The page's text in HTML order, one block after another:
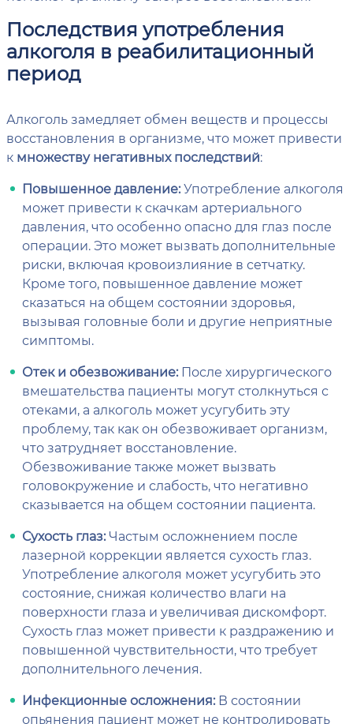
Последствия употребления
алкоголя в реабилитационный
период
Алкоголь замедляет обмен веществ и процессы
восстановления в организме, что может привести
к множеству негативных последствий:
Повышенное давление:Употребление алкоголя
может привести к скачкам артериального
давления, что особенно опасно для глаз после
операции. Это может вызвать дополнительные
риски, включая кровоизлияние в сетчатку.
Кроме того, повышенное давление может
сказаться на общем состоянии здоровья,
вызывая головные боли и другие неприятные
симптомы.
Отек и обезвоживание:После хирургического
вмешательства пациенты могут столкнуться с
отеками, а алкоголь может усугубить эту
проблему, так как он обезвоживает организм,
что затрудняет восстановление.
Обезвоживание также может вызвать
головокружение и слабость, что негативно
сказывается на общем состоянии пациента.
Сухость глаз:Частым осложнением после
лазерной коррекции является сухость глаз.
Употребление алкоголя может усугубить это
состояние, снижая количество влаги на
поверхности глаза и увеличивая дискомфорт.
Сухость глаз может привести к раздражению и
повышенной чувствительности, что требует
дополнительного лечения.
Инфекционные осложнения:В состоянии
опьянения пациент может не контролировать